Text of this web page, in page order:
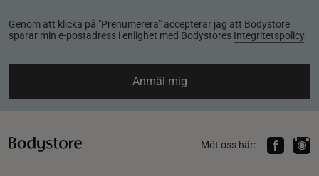
Genom att klicka på "Prenumerera" accepterar jag att Bodystore
sparar min e-postadress i enlighet med Bodystores Integritetspolicy.
Anmäl mig
Möt oss här: